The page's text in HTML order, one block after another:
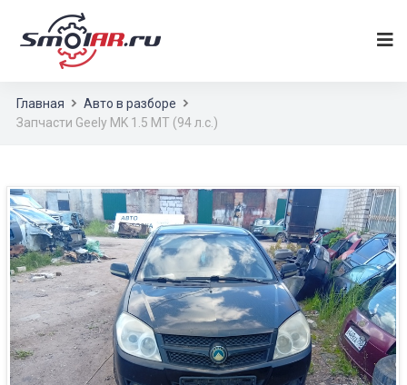
Главная
Авто в разборе
Запчасти Geely MK 1.5 MT (94 л.с.)